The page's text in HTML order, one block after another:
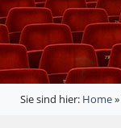
Sie sind hier: Home»